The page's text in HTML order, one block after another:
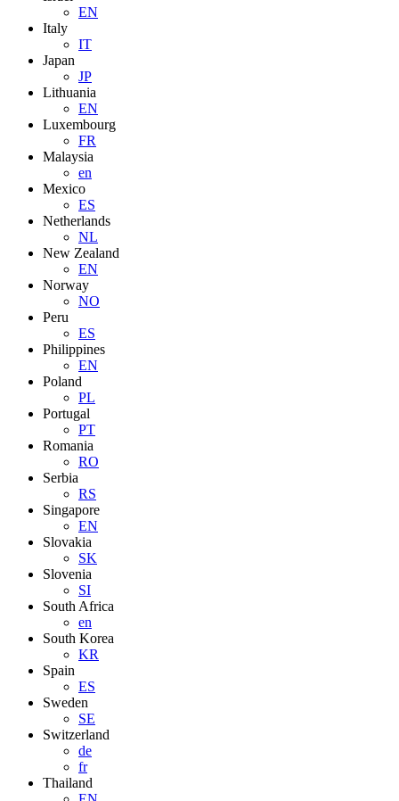
EN
Italy
IT
Japan
JP
Lithuania
EN
Luxembourg
FR
Malaysia
en
Mexico
ES
Netherlands
NL
New Zealand
EN
Norway
NO
Peru
ES
Philippines
EN
Poland
PL
Portugal
PT
Romania
RO
Serbia
RS
Singapore
EN
Slovakia
SK
Slovenia
SI
South Africa
en
South Korea
KR
Spain
ES
Sweden
SE
Switzerland
de
fr
Thailand